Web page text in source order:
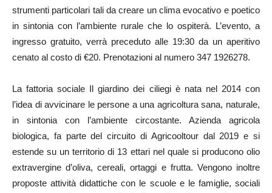
strumenti particolari tali da creare un clima evocativo e poetico
in sintonia con l’ambiente rurale che lo ospiterà. L’evento, a
ingresso gratuito, verrà preceduto alle 19:30 da un aperitivo
cenato al costo di €20. Prenotazioni al numero 347 1926278.
La fattoria sociale Il giardino dei ciliegi è nata nel 2014 con
l’idea di avvicinare le persone a una agricoltura sana, naturale,
in sintonia con l’ambiente circostante. Azienda agricola
biologica, fa parte del circuito di Agricooltour dal 2019 e si
estende su un territorio di 13 ettari nel quale si producono olio
extravergine d’oliva, cereali, ortaggi e frutta. Vengono inoltre
proposte attività didattiche con le scuole e le famiglie, sociali